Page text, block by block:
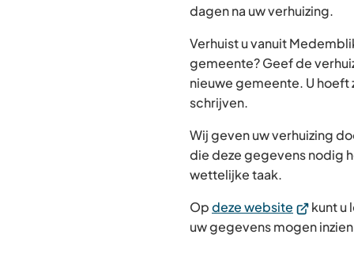
dagen na uw verhuizing.
Verhuist u vanuit
gemeente? Geef de
nieuwe gemeente. U hoeft
schrijven.
Wij geven uw verhuizing
die deze gegevens nodig
wettelijke taak.
Opdeze website (Verwijst
naar
kunt u
uw gegevens mogen